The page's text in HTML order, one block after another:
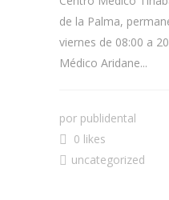
de la Palma,
viernes de 08:00 a
Médico Aridane...
por publidental
0 likes
uncategorized